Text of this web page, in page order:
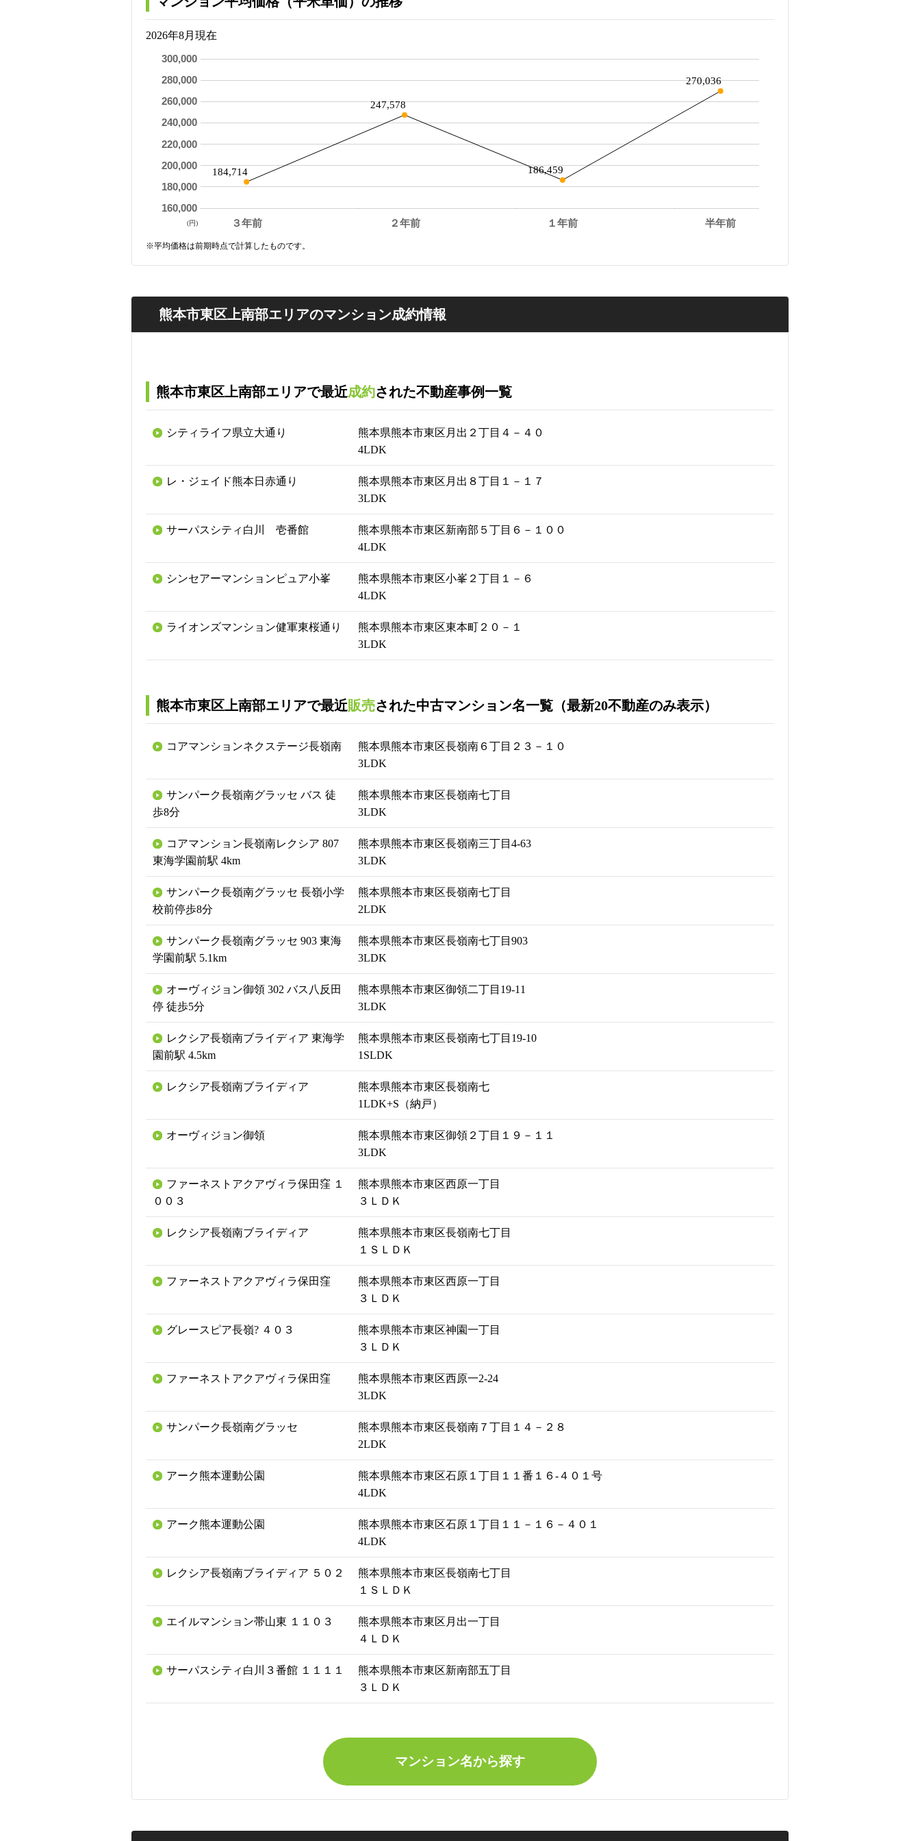
2026年8月現在
３年前 ２年前 １年前 半年前
160,000
180,000
200,000
220,000
240,000
260,000
280,000
300,000
184,714
247,578
186,459
270,036
(円)
※平均価格は前期時点で計算したものです。
熊本市東区上南部エリアのマンション成約情報
熊本市東区上南部エリアで最近成約された不動産事例一覧
シティライフ県立大通り
熊本県熊本市東区月出２丁目４－４０
4LDK
レ・ジェイド熊本日赤通り
熊本県熊本市東区月出８丁目１－１７
3LDK
サーパスシティ白川 壱番館
熊本県熊本市東区新南部５丁目６－１００
4LDK
シンセアーマンションピュア小峯
熊本県熊本市東区小峯２丁目１－６
4LDK
ライオンズマンション健軍東桜通り
熊本県熊本市東区東本町２０－１
3LDK
熊本市東区上南部エリアで最近販売された中古マンション名一覧（最新20不動産のみ表示）
コアマンションネクステージ長嶺南
熊本県熊本市東区長嶺南６丁目２３－１０
3LDK
サンパーク長嶺南グラッセ バス 徒
歩8分
熊本県熊本市東区長嶺南七丁目
3LDK
コアマンション長嶺南レクシア 807
東海学園前駅 4km
熊本県熊本市東区長嶺南三丁目4-63
3LDK
サンパーク長嶺南グラッセ 長嶺小学
校前停歩8分
熊本県熊本市東区長嶺南七丁目
2LDK
サンパーク長嶺南グラッセ 903 東海
学園前駅 5.1km
熊本県熊本市東区長嶺南七丁目903
3LDK
オーヴィジョン御領 302 バス八反田
停 徒歩5分
熊本県熊本市東区御領二丁目19-11
3LDK
レクシア長嶺南ブライディア 東海学
園前駅 4.5km
熊本県熊本市東区長嶺南七丁目19-10
1SLDK
レクシア長嶺南ブライディア
熊本県熊本市東区長嶺南七
1LDK+S（納戸）
オーヴィジョン御領
熊本県熊本市東区御領２丁目１９－１１
3LDK
ファーネストアクアヴィラ保田窪 １
００３
熊本県熊本市東区西原一丁目
３ＬＤＫ
レクシア長嶺南ブライディア
熊本県熊本市東区長嶺南七丁目
１ＳＬＤＫ
ファーネストアクアヴィラ保田窪
熊本県熊本市東区西原一丁目
３ＬＤＫ
グレースピア長嶺? ４０３
熊本県熊本市東区神園一丁目
３ＬＤＫ
ファーネストアクアヴィラ保田窪
熊本県熊本市東区西原一2‐24
3LDK
サンパーク長嶺南グラッセ
熊本県熊本市東区長嶺南７丁目１４－２８
2LDK
アーク熊本運動公園
熊本県熊本市東区石原１丁目１１番１６‐４０１号
4LDK
アーク熊本運動公園
熊本県熊本市東区石原１丁目１１－１６－４０１
4LDK
レクシア長嶺南ブライディア ５０２
熊本県熊本市東区長嶺南七丁目
１ＳＬＤＫ
エイルマンション帯山東 １１０３
熊本県熊本市東区月出一丁目
４ＬＤＫ
サーパスシティ白川３番館 １１１１
熊本県熊本市東区新南部五丁目
３ＬＤＫ
マンション名から探す